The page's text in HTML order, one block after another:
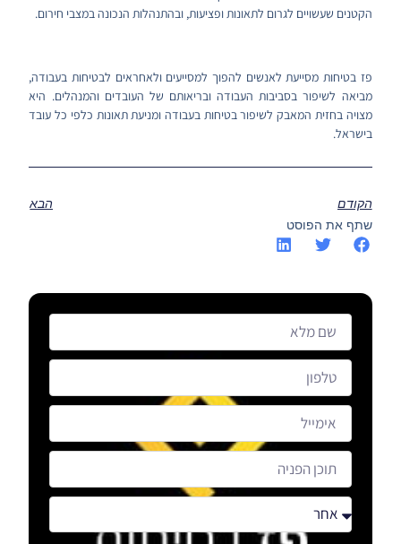
הקטנים שעשויים לגרום לתאונות ופציעות, ובהתנהלות הנכונה במצבי חירום.
פז בטיחות מסייעת לאנשים להפוך למסייעים ולאחראים לבטיחות בעבודה,
מביאה לשיפור בסביבות העבודה ובריאותם של העובדים והמנהלים. היא
מצויה בחזית המאבק לשיפור בטיחות בעבודה ומניעת תאונות כלפי כל עובד
בישראל.
הקודם
הבא
שתף את הפוסט